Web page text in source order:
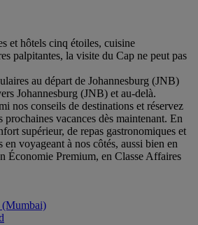
et hôtels cinq étoiles, cuisine
palpitantes, la visite du Cap ne peut pas
au départ de Johannesburg (JNB)
Johannesburg (JNB) et au-delà.
nos conseils de destinations et réservez
vacances dès maintenant. En
supérieur, de repas gastronomiques et
en voyageant à nos côtés, aussi bien en
Économie Premium, en Classe Affaires
(Mumbai)